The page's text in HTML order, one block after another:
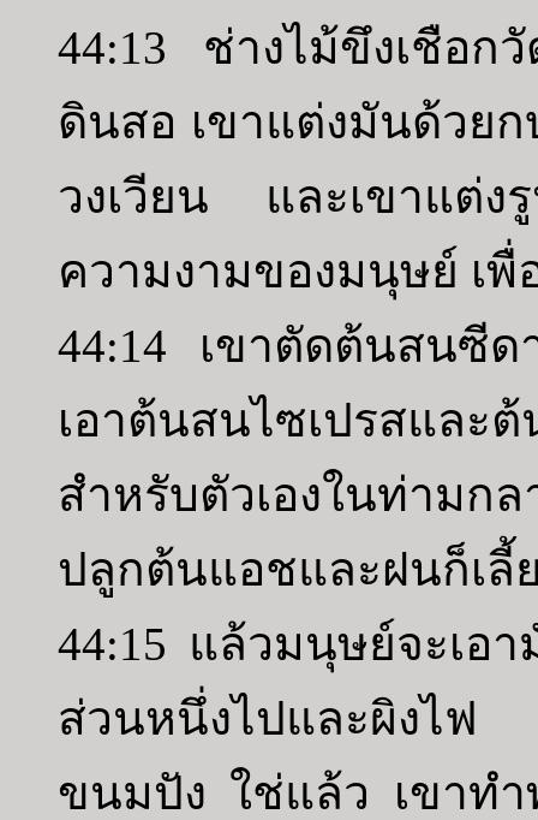
44:13 ช่างไม้ขึงเชือก
ดินสอ เขาแต่งมันด้วย
วงเวียน และเขาแต่
ความงามของมนุษย์ เ
44:14 เขาตัดต้นสนซี
เอาต้นสนไซเปรสและ
สำหรับตัวเองในท่าม
ปลูกต้นแอชและฝนก็เลี้
44:15 แล้วมนุษย์จะเอา
ส่วนหนึ่งไปและผิงไ
ขนมปัง ใช่แล้ว เขาท